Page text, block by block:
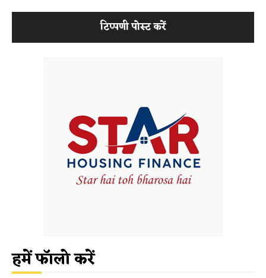
हमें फॉलो करें